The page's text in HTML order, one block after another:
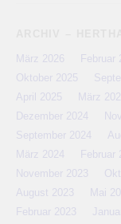
März 2026 Februar
Oktober 2025
April 2025
März
Dezember 2024
September 2024
März 2024
Februar
November 2023
August 2023
Mai
Februar 2023